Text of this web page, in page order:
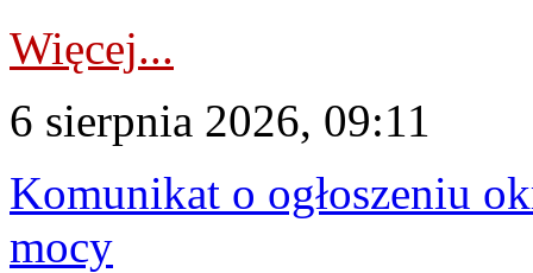
Więcej...
6 sierpnia 2026, 09:11
Komunikat o ogłoszeniu
mocy